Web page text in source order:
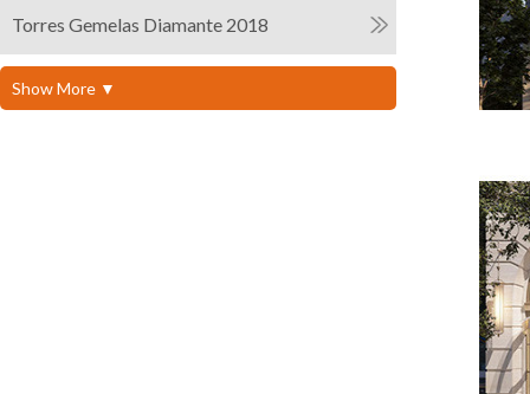
Torres Gemelas Diamante 2018
Show More ▼